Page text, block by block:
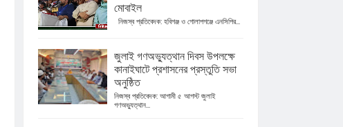
মোবাইল
নিজস্ব প্রতিবেদক: হবিগঞ্জ ও গোলাপগঞ্জে এনসিপির...
জুলাই গণঅভ্যুত্থান দিবস উপলক্ষে
কানাইঘাটে প্রশাসনের প্রস্তুতি সভা
অনুষ্ঠিত
নিজস্ব প্রতিবেদক: আগামী ৫ আগস্ট জুলাই
গণঅভ্যুত্থান...